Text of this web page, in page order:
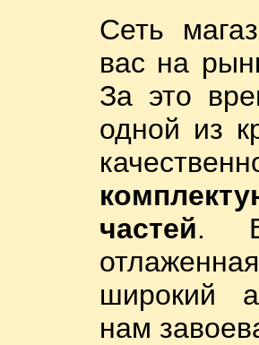
Сеть
вас на
За это
одной из
частей.
широкий
нам